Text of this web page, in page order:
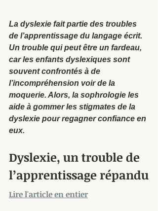
La dyslexie fait partie des troubles
de l’apprentissage du langage écrit.
Un trouble qui peut être un fardeau,
car les enfants dyslexiques sont
souvent confrontés à de
l’incompréhension voir de la
moquerie. Alors, la sophrologie les
aide à gommer les stigmates de la
dyslexie pour regagner confiance en
eux.
Dyslexie, un trouble de
l’apprentissage répandu
Lire l'article en entier